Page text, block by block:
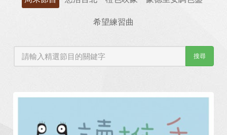
希望練習曲
搜尋